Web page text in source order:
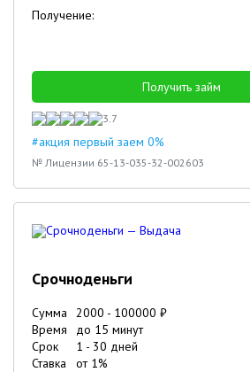
Получение:
Получить займ
3.7
#акция первый заем 0%
№ Лицензии 65-13-035-32-002603
Срочноденьги
Сумма 2000 - 100000 ₽
Время
до 15 минут
Срок
1 - 30 дней
Ставка
от 1%